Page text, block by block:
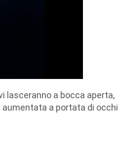
lasceranno a bocca aperta,
a portata di occhi